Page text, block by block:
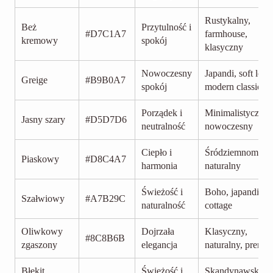
Beż
kremowy
#D7C1A7
Przytulność i
spokój
Rustykalny,
farmhouse,
klasyczny
Greige #B9B0A7
Nowoczesny
spokój
Japandi, soft loft,
modern classic
Jasny szary #D5D7D6
Porządek i
neutralność
Minimalistyczny,
nowoczesny
Piaskowy #D8C4A7
Ciepło i
harmonia
naturalny
Szałwiowy #A7B29C
Świeżość i
naturalność
Boho, japandi,
cottage
Oliwkowy
zgaszony
#8C8B6B
Dojrzała
elegancja
Klasyczny,
naturalny,
Błękit
Świeżość i
Skandynawski,